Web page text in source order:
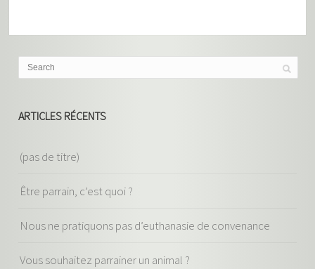
ARTICLES RÉCENTS
(pas de titre)
Être parrain, c’est quoi ?
Nous ne pratiquons pas d’euthanasie de convenance
Vous souhaitez parrainer un animal ?